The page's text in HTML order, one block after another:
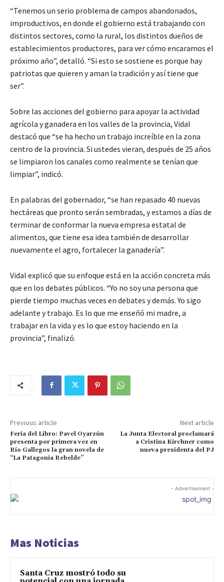
“Tenemos un serio problema de campos abandonados,
improductivos, en donde el gobierno está trabajando con
distintos sectores, como la rural, los distintos dueños de
establecimientos productores, para ver cómo encaramos el
próximo año”, detalló. “Si esto se sostiene es porque hay
patriotas que quieren y aman la tradición y así tiene que
ser”.
Sobre las acciones del gobierno para apoyar la actividad
agrícola y ganadera en los valles de la provincia, Vidal
destacó que “se ha hecho un trabajo increíble en la zona
centro de la provincia. Si ustedes vieran, después de 25 años
se limpiaron los canales como realmente se tenían que
limpiar”, indicó.
En palabras del gobernador, “se han repasado 40 nuevas
hectáreas que pronto serán sembradas, y estamos a días de
terminar de conformar la nueva empresa estatal de
alimentos, que tiene esa idea también de desarrollar
nuevamente el agro, fortalecer la ganadería”.
Vidal explicó que su enfoque está en la acción concreta más
que en los debates públicos. “Yo no soy una persona que
pierde tiempo muchas veces en debates y demás. Yo sigo
adelante y trabajo. Es lo que me enseñó mi madre, a
trabajar en la vida y es lo que estoy haciendo en la
provincia”, finalizó.
Previous article
Feria del Libro: Pavel Oyarzún
presenta por primera vez en
Río Gallegos la gran novela de
“La Patagonia Rebelde”
Next article
La Junta Electoral proclamará
a Cristina Kirchner como
nueva presidenta del PJ
- Advertisement -
Mas Noticias
Santa Cruz mostró todo su